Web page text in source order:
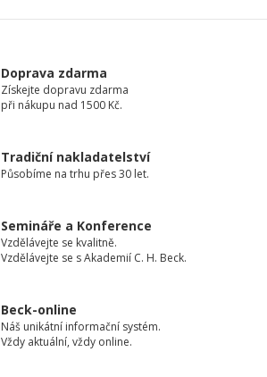
Doprava zdarma
Získejte dopravu zdarma
při nákupu nad 1500 Kč.
Tradiční nakladatelství
Působíme na trhu přes 30 let.
Semináře a Konference
Vzdělávejte se kvalitně.
Vzdělávejte se s Akademií C. H. Beck.
Beck-online
Náš unikátní informační systém.
Vždy aktuální, vždy online.